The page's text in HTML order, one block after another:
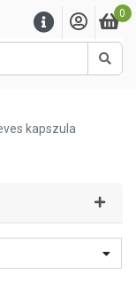
0
kapszula